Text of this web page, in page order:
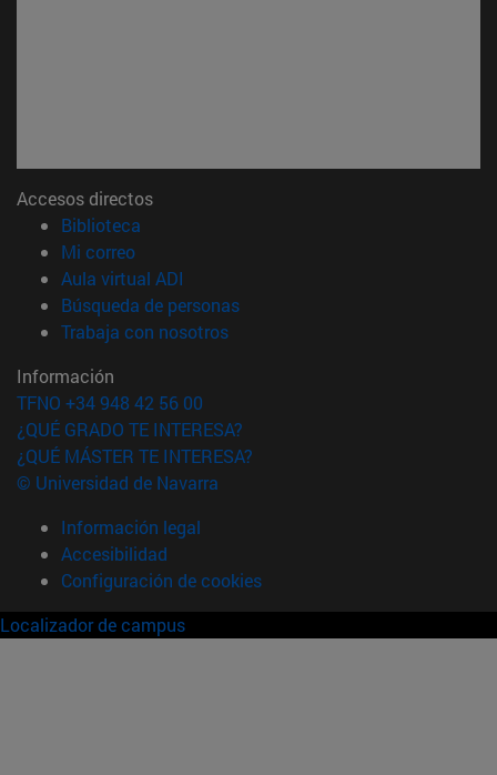
Accesos directos
Biblioteca
Mi correo(abre en nueva ventana)
Aula virtual ADI
Búsqueda de personas(abre en nueva ventana)
Trabaja con nosotros(abre en nueva ventana)
Información
TFNO +34 948 42 56 00
¿QUÉ GRADO TE INTERESA?
¿QUÉ MÁSTER TE INTERESA?
© Universidad de Navarra
Información legal
Accesibilidad
Configuración de cookies
Localizador de campus